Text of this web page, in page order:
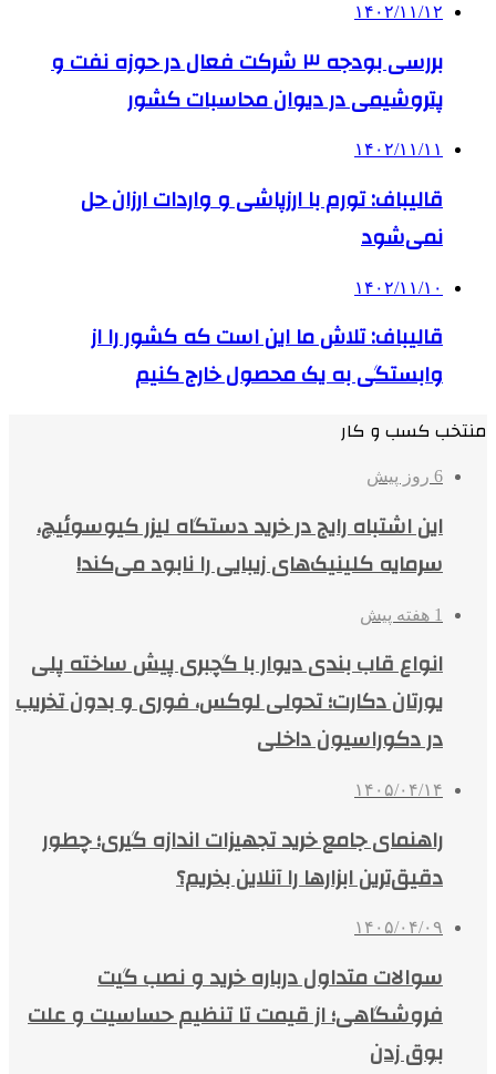
۱۴۰۲/۱۱/۱۲
بررسی بودجه ۳ شرکت‌ فعال در حوزه نفت و
پتروشیمی در دیوان محاسبات کشور
۱۴۰۲/۱۱/۱۱
قالیباف: تورم با ارزپاشی و واردات ارزان حل
نمی‌شود
۱۴۰۲/۱۱/۱۰
قالیباف: تلاش ما این است که کشور را از
وابستگی به یک محصول خارج کنیم
منتخب کسب و کار
6 روز پیش
این اشتباه رایج در خرید دستگاه لیزر کیوسوئیچ،
سرمایه کلینیک‌های زیبایی را نابود می‌کند!
1 هفته پیش
انواع قاب بندی دیوار با گچبری پیش ساخته پلی
یورتان دکارت؛ تحولی لوکس، فوری و بدون تخریب
در دکوراسیون داخلی
۱۴۰۵/۰۴/۱۴
راهنمای جامع خرید تجهیزات اندازه گیری؛ چطور
دقیق‌ترین ابزارها را آنلاین بخریم؟
۱۴۰۵/۰۴/۰۹
سوالات متداول درباره خرید و نصب گیت
فروشگاهی؛ از قیمت تا تنظیم حساسیت و علت
بوق زدن